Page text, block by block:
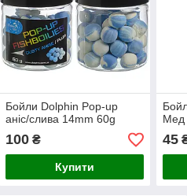
Бойли Dolphin Pop-up
аніс/слива 14mm 60g
100₴
Купити
Мед
45